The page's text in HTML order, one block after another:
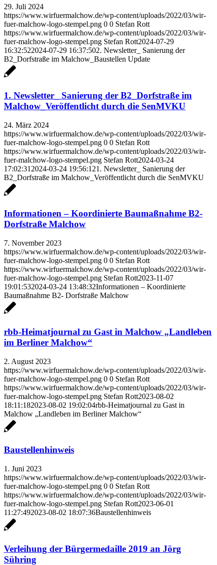
29. Juli 2024
https://www.wirfuermalchow.de/wp-content/uploads/2022/03/wir-
fuer-malchow-logo-stempel.png 0 0 Stefan Rott
https://www.wirfuermalchow.de/wp-content/uploads/2022/03/wir-
fuer-malchow-logo-stempel.png Stefan Rott2024-07-29
16:32:522024-07-29 16:37:502. Newsletter_ Sanierung der
B2_Dorfstraße im Malchow_Baustellen Update
1. Newsletter_ Sanierung der B2_Dorfstraße im
Malchow_Veröffentlicht durch die SenMVKU
24. März 2024
https://www.wirfuermalchow.de/wp-content/uploads/2022/03/wir-
fuer-malchow-logo-stempel.png 0 0 Stefan Rott
https://www.wirfuermalchow.de/wp-content/uploads/2022/03/wir-
fuer-malchow-logo-stempel.png Stefan Rott2024-03-24
17:02:31 2024-03-24 19:56:121. Newsletter_ Sanierung der
B2_Dorfstraße im Malchow_Veröffentlicht durch die SenMVKU
Informationen – Koordinierte Baumaßnahme B2-
Dorfstraße Malchow
7. November 2023
https://www.wirfuermalchow.de/wp-content/uploads/2022/03/wir-
fuer-malchow-logo-stempel.png 0 0 Stefan Rott
https://www.wirfuermalchow.de/wp-content/uploads/2022/03/wir-
fuer-malchow-logo-stempel.png Stefan Rott2023-11-07
19:01:532024-03-24 13:48:32Informationen – Koordinierte
Baumaßnahme B2- Dorfstraße Malchow
rbb-Heimatjournal zu Gast in Malchow „Landleben
im Berliner Malchow“
2. August 2023
https://www.wirfuermalchow.de/wp-content/uploads/2022/03/wir-
fuer-malchow-logo-stempel.png 0 0 Stefan Rott
https://www.wirfuermalchow.de/wp-content/uploads/2022/03/wir-
fuer-malchow-logo-stempel.png Stefan Rott2023-08-02
18:11:182023-08-02 19:02:04rbb-Heimatjournal zu Gast in
Malchow „Landleben im Berliner Malchow“
Baustellenhinweis
1. Juni 2023
https://www.wirfuermalchow.de/wp-content/uploads/2022/03/wir-
fuer-malchow-logo-stempel.png 0 0 Stefan Rott
https://www.wirfuermalchow.de/wp-content/uploads/2022/03/wir-
fuer-malchow-logo-stempel.png Stefan Rott2023-06-01
11:27:492023-08-02 18:07:36Baustellenhinweis
Verleihung der Bürgermedaille 2019 an Jörg
Sühring